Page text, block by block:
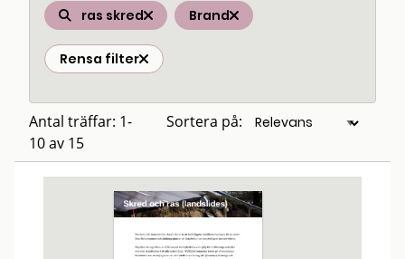
ras skred Brand
Rensa filter
Antal träffar: 1-
10 av 15
Sortera på: